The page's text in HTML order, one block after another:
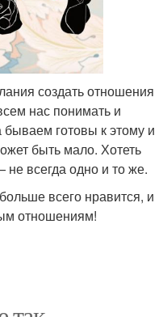
создать отношения
нас понимать и
готовы к этому и
быть мало. Хотеть
не всегда одно и то же.
всего нравится, и
отношениям!